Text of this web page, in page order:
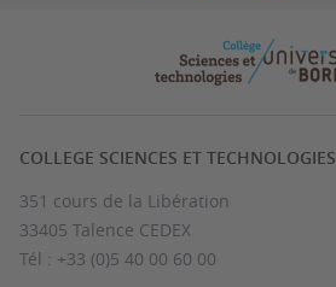
COLLEGE SCIENCES ET TECHNOLOGIES
351 cours de la Libération
33405 Talence CEDEX
Tél : +33 (0)5 40 00 60 00